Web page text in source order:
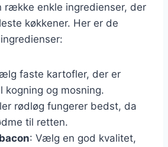
række enkle ingredienser, der
køkkener. Her er de
faste kartofler, der er
kogning og mosning.
rødløg fungerer bedst, da
til retten.
: Vælg en god kvalitet,